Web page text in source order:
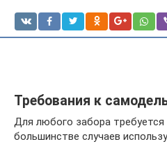
Требования к
Для любого забора
большинстве случаев